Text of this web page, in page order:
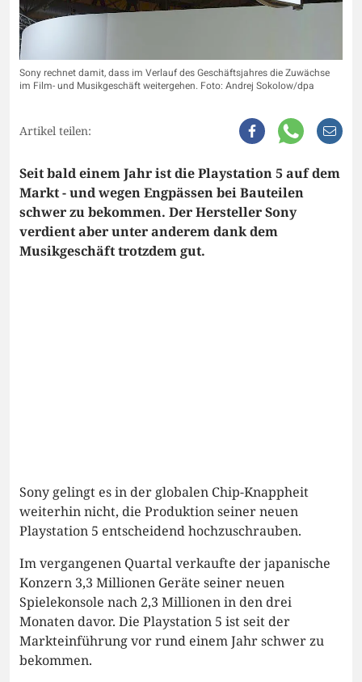
Sony rechnet damit, dass im Verlauf des Geschäftsjahres die Zuwächse
im Film- und Musikgeschäft weitergehen. Foto: Andrej Sokolow/dpa
Artikel teilen:
Seit bald einem Jahr ist die Playstation 5 auf dem
Markt - und wegen Engpässen bei Bauteilen
schwer zu bekommen. Der Hersteller Sony
verdient aber unter anderem dank dem
Musikgeschäft trotzdem gut.
Sony gelingt es in der globalen Chip-Knappheit
weiterhin nicht, die Produktion seiner neuen
Playstation 5 entscheidend hochzuschrauben.
Im vergangenen Quartal verkaufte der japanische
Konzern 3,3 Millionen Geräte seiner neuen
Spielekonsole nach 2,3 Millionen in den drei
Monaten davor. Die Playstation 5 ist seit der
Markteinführung vor rund einem Jahr schwer zu
bekommen.